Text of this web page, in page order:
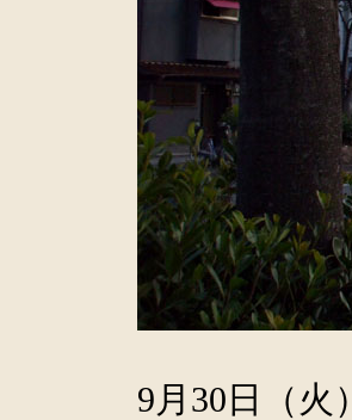
9月30日（火）